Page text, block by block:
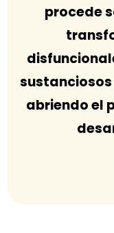
procede
abriendo el